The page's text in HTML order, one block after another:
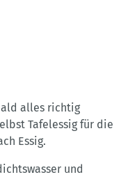
alles richtig
Tafelessig für die
Essig.
und